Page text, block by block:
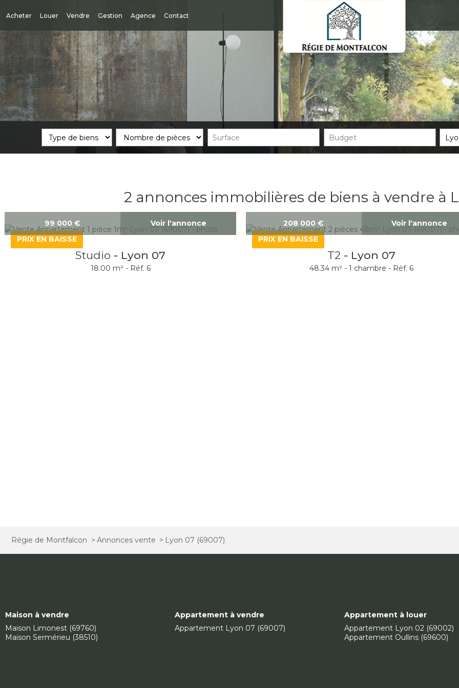
Acheter Louer Vendre Gestion Agence Contact
2 annonces immobilières de biens à vendre à
PRIX EN BAISSE
99 000 € Voir l'annonce
Studio - Lyon 07
18.00 m² - Réf. 6
PRIX EN BAISSE
208 000 € Voir l'annonce
T2 - Lyon 07
48.34 m² -1 chambre - Réf. 6
Régie de Montfalcon > Annonces vente > Lyon 07 (69007)
Maison à vendre
Maison Limonest (69760)
Maison Sermérieu (38510)
Appartement à vendre
Appartement Lyon 07 (69007)
Appartement à louer
Appartement Lyon 02 (69002)
Appartement Oullins (69600)